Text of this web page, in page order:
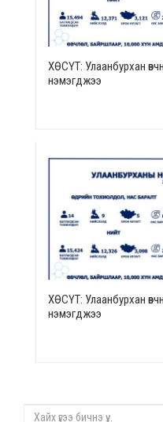
ХӨСҮТ: Улаанбурхан
нэмэгджээ
ХӨСҮТ: Улаанбурхан
нэмэгджээ